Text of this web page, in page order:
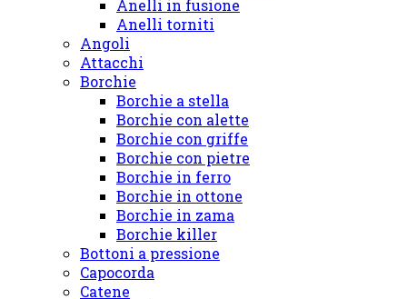
Anelli in fusione
Anelli torniti
Angoli
Attacchi
Borchie
Borchie a stella
Borchie con alette
Borchie con griffe
Borchie con pietre
Borchie in ferro
Borchie in ottone
Borchie in zama
Borchie killer
Bottoni a pressione
Capocorda
Catene